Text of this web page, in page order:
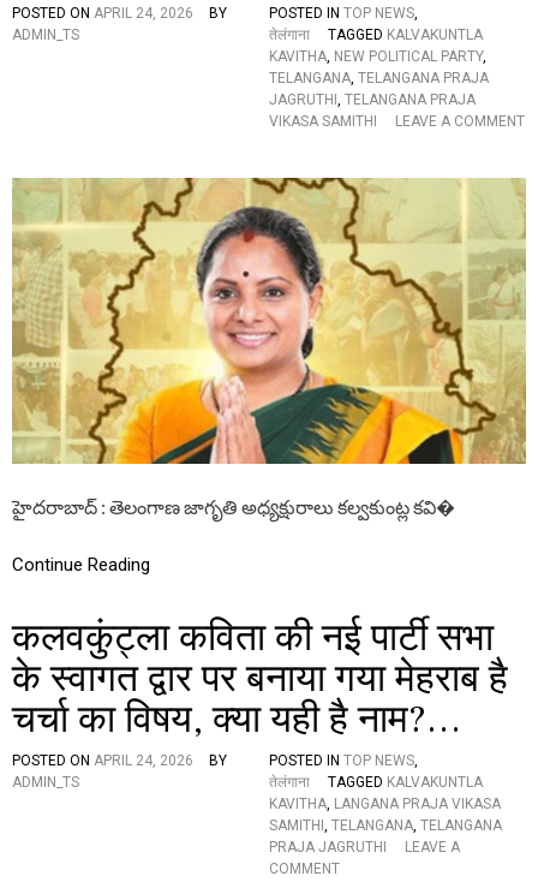
POSTED ON APRIL 24, 2026
BY
ADMIN_TS
POSTED IN TOP NEWS,
तेलंगाना
TAGGED KALVAKUNTLA
KAVITHA, NEW POLITICAL PARTY,
TELANGANA, TELANGANA PRAJA
JAGRUTHI , TELANGANA PRAJA
VIKASA SAMITHI
LEAVE A COMMENT
క
ల్వ
కుం
ట్ల
క
వి
త
స
భ
కు
అ
హా
సం
ఏ
పే
ప్ర
క
ట
,
జెం
డా
ఆ
వి
ష్క
హైదరాబాద్ : తెలంగాణ జాగృతి అధ్యక్షురాలు కల్వకుంట్ల కవి�
Continue Reading
कलवकुंट्ला कविता की नई पार्टी सभा
के स्वागत द्वार पर बनाया गया मेहराब है
चर्चा का विषय, क्या यही है नाम?…
POSTED ON APRIL 24, 2026
BY
ADMIN_TS
POSTED IN TOP NEWS
तेलंगाना
TAGGED KALVAKUNTLA
KAVITHA LANGANA PRAJA VIKASA
SAMITHI TELANGANA TELANGANA
PRAJA JAGRUTHI
LEAVE A
COMMENTO